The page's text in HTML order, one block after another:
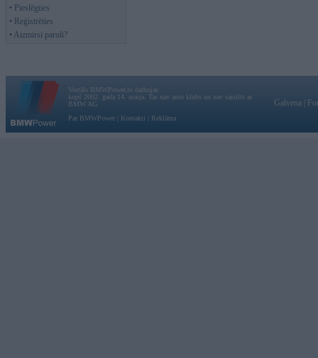
• Pieslēgties
• Reģistrēties
• Aizmirsi paroli?
Vortāls BMWPower.lv darbojas
kopš 2002. gada 14. maija. Tas nav auto klubs un nav saistīts ar
BMW AG.
Par BMWPower
Kontakti Reklāma
Galvena